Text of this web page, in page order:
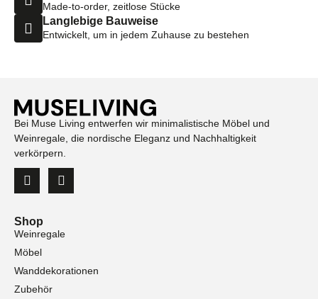
Made-to-order, zeitlose Stücke
Langlebige Bauweise
Entwickelt, um in jedem Zuhause zu bestehen
Bei Muse Living entwerfen wir minimalistische Möbel und
Weinregale, die nordische Eleganz und Nachhaltigkeit
verkörpern.
Shop
Weinregale
Möbel
Wanddekorationen
Zubehör